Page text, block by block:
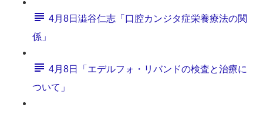
4月8日澁谷仁志「口腔カンジタ症栄養療法の関
係」
4月8日「エデルフォ・リバンドの検査と治療に
ついて」